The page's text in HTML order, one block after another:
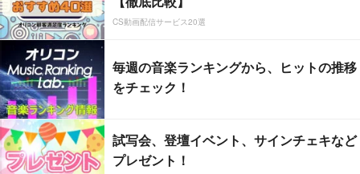
CS動画配信サービス20選
毎週の音楽ランキングから、ヒットの推移
をチェック！
試写会、登壇イベント、サインチェキなど
プレゼント！